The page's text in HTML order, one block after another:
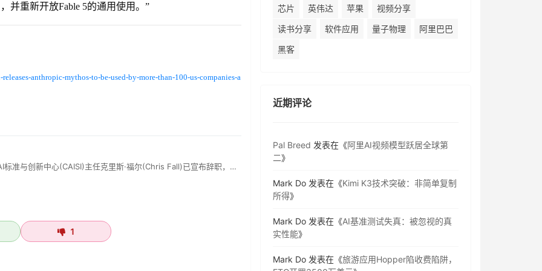
并重新开放Fable 5的通用使用。”
anthropic-mythos-to-be-used-by-more-than-100-us-companies-a
标准与创新中心(CAISI)主任克里斯·福尔(Chris Fall)已宣布辞职，…
1
芯片 英伟达 苹果
视频分享
读书分享
软件应用 量子物理
阿里巴巴
黑客
近期评论
Pal Breed 发表在《阿里AI视频模型跃居全球第
二》
Mark Do 发表在《Kimi K3技术突破：非简单复制
所得》
Mark Do 发表在《AI基准测试失真：被忽视的真
实性能》
Mark Do 发表在《旅游应用Hopper陷收费陷阱，